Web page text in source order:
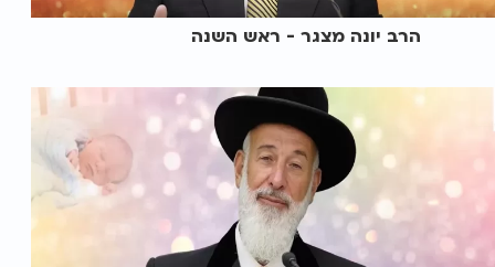
הרב יונה מצגר - ראש השנה